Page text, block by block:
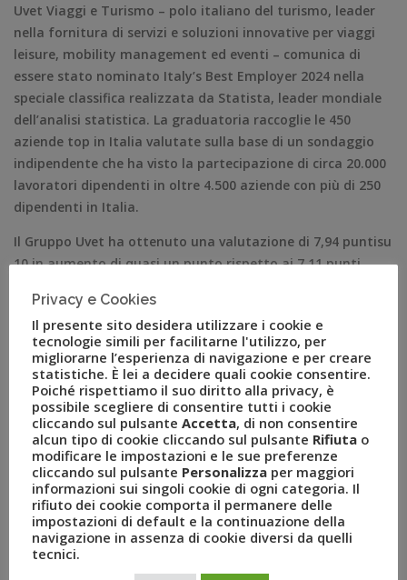
Uvet Viaggi e Turismo – polo italiano del turismo, leader
nella fornitura di servizi e soluzioni innovative per viaggi
leisure, mobility management ed eventi – comunica di
essere stato nominato Italy’s Best Employer 2024 nella
speciale classifica realizzata da Statista, leader mondiale
dell’analisi statistica. La graduatoria raccoglie le 450
aziende top in Italia valutate sulla base di un sondaggio
indipendente che ha visto la partecipazione di circa 20.000
lavoratori dipendenti in oltre 4.500 aziende con più di 250
dipendenti in Italia.
Il Gruppo Uvet ha ottenuto una valutazione di 7,94 puntisu
10 in aumento di quasi un punto rispetto ai 7,11 punti
Questo riconoscimento conferma che Uvet da sempre pone
al centro le proprie persone, che ogni giorno lavorano alla
crescita e al successo dell’azienda. Il risultato ottenuto
conferma l’attenzione e l’impegno del Gruppo nel
garantire, anno dopo anno, un ambiente di lavoro positivo
in cui ognuno possa esprimere il proprio potenziale.
I temi della ricerca anonima di Statista che hanno
generato la classifica e permesso di formare una
valutazione sul grado di soddisfazione e benessere del
lavoro all’interno delle aziende vede in cima il welfare a cui
si è aggiunto il concetto di wellbeing, un più generale
benessere per la conciliazione dei tempi vita-lavoro, oltre
Privacy e Cookies
Il presente sito desidera utilizzare i cookie e
tecnologie simili per facilitarne l'utilizzo, per
migliorarne l’esperienza di navigazione e per creare
statistiche. È lei a decidere quali cookie consentire.
Poiché rispettiamo il suo diritto alla privacy, è
possibile scegliere di consentire tutti i cookie
cliccando sul pulsante Accetta, di non consentire
alcun tipo di cookie cliccando sul pulsante Rifiuta o
modificare le impostazioni e le sue preferenze
cliccando sul pulsante Personalizza per maggiori
informazioni sui singoli cookie di ogni categoria. Il
rifiuto dei cookie comporta il permanere delle
impostazioni di default e la continuazione della
navigazione in assenza di cookie diversi da quelli
tecnici.